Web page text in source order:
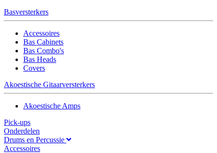
Basversterkers
Accessoires
Bas Cabinets
Bas Combo's
Bas Heads
Covers
Akoestische Gitaarversterkers
Akoestische Amps
Pick-ups
Onderdelen
Drums en Percussie
Accessoires